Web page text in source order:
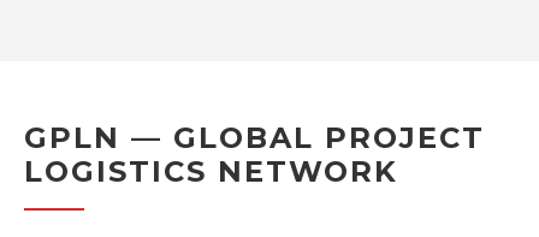
GPLN — GLOBAL PROJECT
LOGISTICS NETWORK